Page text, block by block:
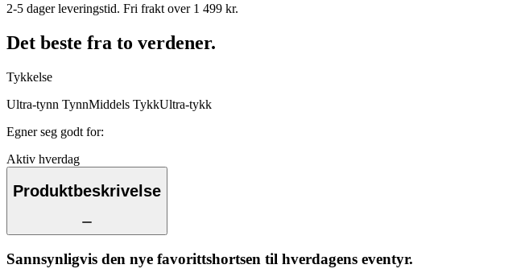
2-5 dager leveringstid. Fri frakt over 1 499 kr.
Det beste fra to verdener.
Tykkelse
Ultra-tynn TynnMiddels TykkUltra-tykk
Egner seg godt for:
Aktiv hverdag
Produktbeskrivelse
Sannsynligvis den nye favorittshortsen til hverdagens eventyr.